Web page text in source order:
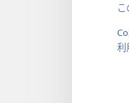
利